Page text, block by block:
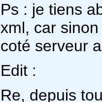
Ps : je tiens
xml, car
coté serveur
Edit :
Re, depuis